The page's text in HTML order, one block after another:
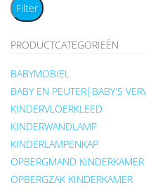
Filter
PRODUCTCATEGORIEËN
BABYMOBIEL
BABY EN PEUTER|BABY'S
KINDERVLOERKLEED
KINDERWANDLAMP
KINDERLAMPENKAP
OPBERGMAND KINDERKAMER
OPBERGZAK KINDERKAMER